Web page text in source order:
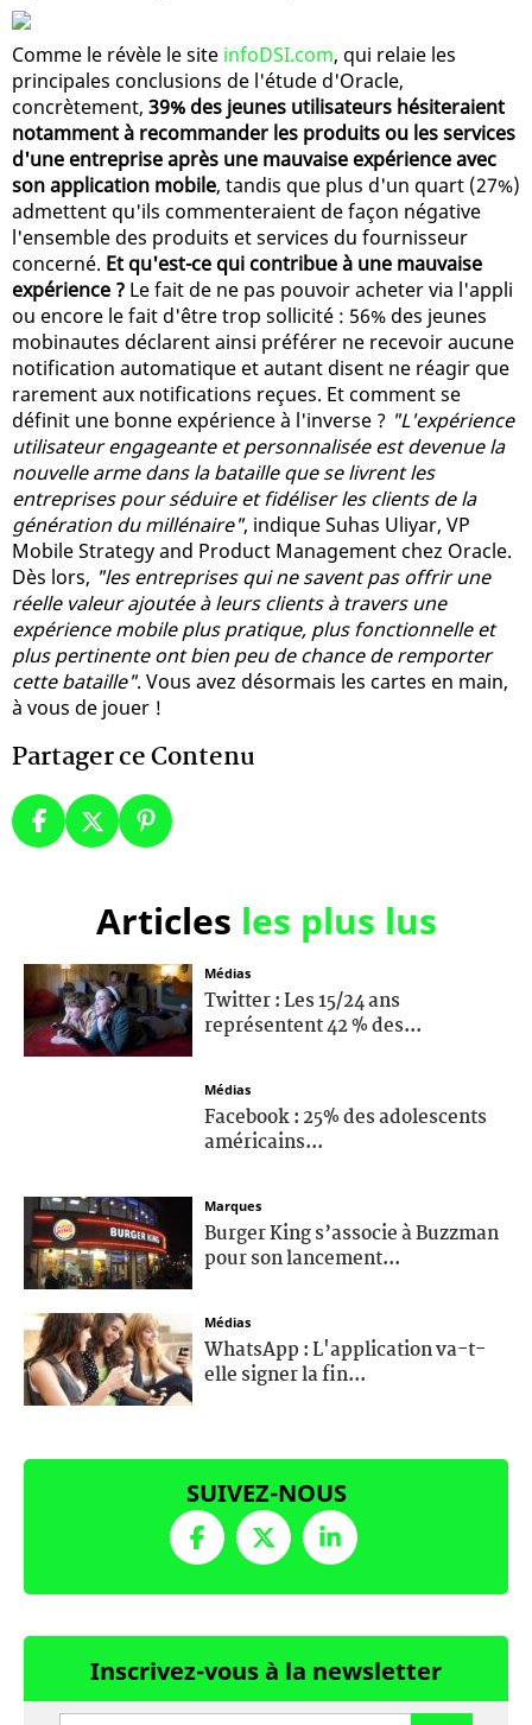
Comme le révèle le site infoDSI.com, qui relaie les
principales conclusions de l'étude d'Oracle,
concrètement, 39% des jeunes utilisateurs hésiteraient
notamment à recommander les produits ou les services
d'une entreprise après une mauvaise expérience avec
son application mobile, tandis que plus d'un quart (27%)
admettent qu'ils commenteraient de façon négative
l'ensemble des produits et services du fournisseur
concerné. Et qu'est-ce qui contribue à une mauvaise
expérience ? Le fait de ne pas pouvoir acheter via l'appli
ou encore le fait d'être trop sollicité : 56% des jeunes
mobinautes déclarent ainsi préférer ne recevoir aucune
notification automatique et autant disent ne réagir que
rarement aux notifications reçues. Et comment se
définit une bonne expérience à l'inverse ? "L'expérience
utilisateur engageante et personnalisée est devenue la
nouvelle arme dans la bataille que se livrent les
entreprises pour séduire et fidéliser les clients de la
génération du millénaire", indique Suhas Uliyar, VP
Mobile Strategy and Product Management chez Oracle.
Dès lors, "les entreprises qui ne savent pas offrir une
réelle valeur ajoutée à leurs clients à travers une
expérience mobile plus pratique, plus fonctionnelle et
plus pertinente ont bien peu de chance de remporter
cette bataille". Vous avez désormais les cartes en main,
à vous de jouer !
Partager ce Contenu
Articles les plus lus
Médias
Twitter : Les 15/24 ans
représentent 42 % des...
Médias
Facebook : 25% des adolescents
américains...
Marques
Burger King s’associe à Buzzman
pour son lancement...
Médias
WhatsApp : L'application va-t-
elle signer la fin...
SUIVEZ-NOUS
Inscrivez-vous à la newsletter